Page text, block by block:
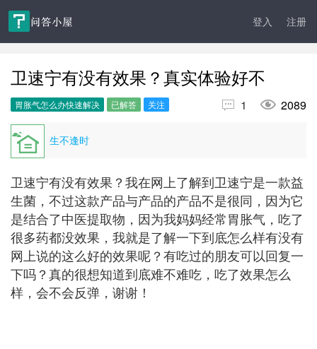
登入 注册
卫速宁有没有效果？真实体验好不
胃胀气怎么办快速解决 已解答 关注  1  2089
生不逢时
卫速宁有没有效果？我在网上了解到卫速宁是一款益
生菌，不过这款产品与产品的产品不是很同，因为它
是结合了中医提取物，因为我妈妈经常胃胀气，吃了
很多药都没效果，我就是了解一下到底怎么样有没有
网上说的这么好的效果呢？有吃过的朋友可以回复一
下吗？真的很想知道到底难不难吃，吃了效果怎么
样，会不会反弹，谢谢！